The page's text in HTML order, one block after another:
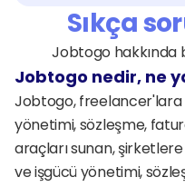
Sıkça
Jobtogo hakkında
Jobtogo nedir, ne
Jobtogo, freelancer'lara
yönetimi, sözleşme,
araçları sunan,
ve işgücü yönetimi,